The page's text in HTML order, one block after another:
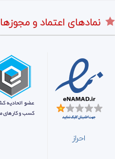
نمادهای اعتماد و مجوزها
احراز